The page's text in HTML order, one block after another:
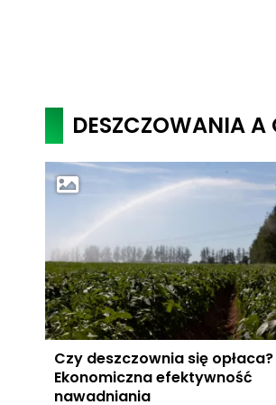
DESZCZOWANIA A
Czy deszczownia się opłaca?
Ekonomiczna efektywność
nawadniania